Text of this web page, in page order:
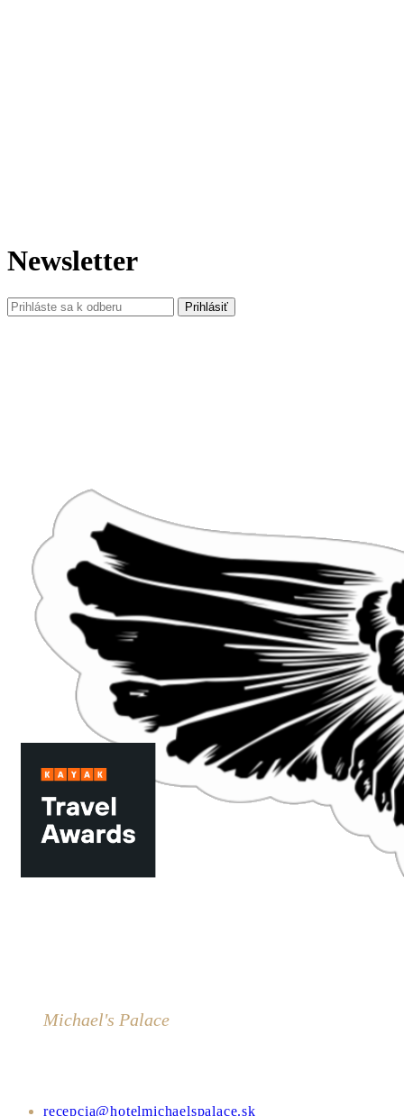
Newsletter
Prihlásiť
Michael's Palace
recepcia@hotelmichaelspalace.sk